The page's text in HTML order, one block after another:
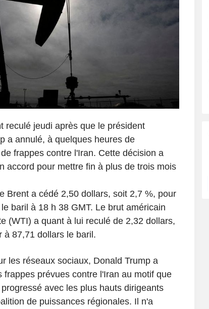
reculé jeudi après que le président
a annulé, à quelques heures de
frappes contre l'Iran. Cette décision a
accord pour mettre fin à plus de trois mois
Brent a cédé 2,50 dollars, soit 2,7 %, pour
baril à 18 h 38 GMT. Le brut américain
(WTI) a quant à lui reculé de 2,32 dollars,
à 87,71 dollars le baril.
les réseaux sociaux, Donald Trump a
frappes prévues contre l'Iran au motif que
avec les plus hauts dirigeants
de puissances régionales. Il n'a